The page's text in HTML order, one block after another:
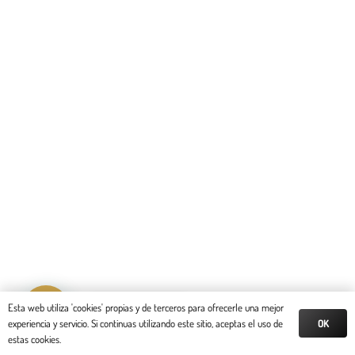
Reserva tu cita
Esta web utiliza 'cookies' propias y de terceros para ofrecerle una mejor
experiencia y servicio. Si continuas utilizando este sitio, aceptas el uso de
estas cookies.
OK